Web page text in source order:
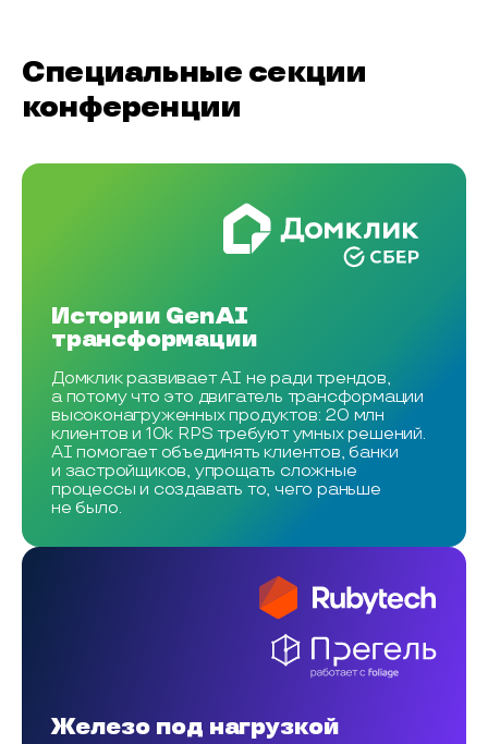
Специальные секции
конференции
Истории GenAI
трансформации
Домклик развивает AI не ради трендов,
а потому что это двигатель трансформации
высоконагруженных продуктов: 20 млн
клиентов и 10k RPS требуют умных решений.
AI помогает объединять клиентов, банки
и застройщиков, упрощать сложные
процессы и создавать то, чего раньше
не было.
Железо под нагрузкой